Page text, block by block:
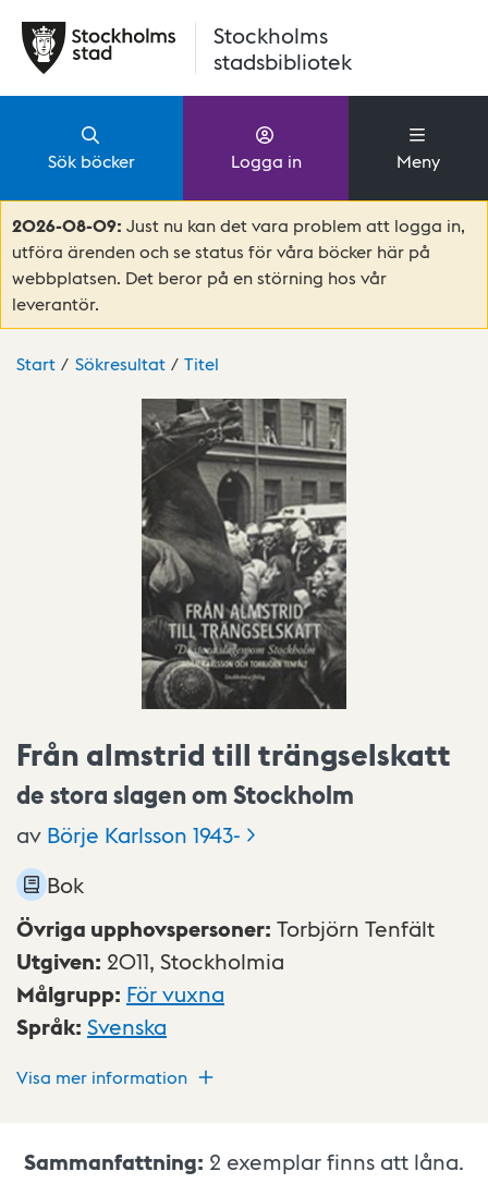
Stockholms
stadsbibliotek
Sök böcker Logga in Meny
2026-08-09: Just nu kan det vara problem att logga in,
utföra ärenden och se status för våra böcker här på
webbplatsen. Det beror på en störning hos vår
leverantör.
Start Sökresultat Titel
Från almstrid till trängselskatt
de stora slagen om Stockholm
av Börje Karlsson 1943-
Bok
Övriga upphovspersoner: Torbjörn Tenfält
Utgiven: 2011, Stockholmia
Målgrupp: För vuxna
Språk: Svenska
Visa mer information
Sammanfattning: 2 exemplar finns att låna.